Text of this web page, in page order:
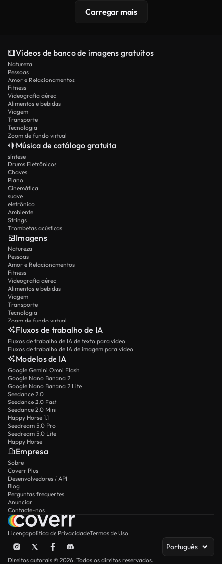
Carregar mais
Vídeos de banco de imagens gratuitos
Natureza
Pessoas
Amor e Relacionamentos
Fitness
Videografia aérea
Alimentos e bebidas
Viagem
Transporte
Tecnologia
Zoom de fundo virtual
Música de catálogo gratuita
síntese
Drums Eletrônicos
Chaves
Piano
Cinemática
suave
eletrônico
Ambiente
Strings
Trombetas acústicas
Imagens
Natureza
Pessoas
Amor e Relacionamentos
Fitness
Videografia aérea
Alimentos e bebidas
Viagem
Transporte
Tecnologia
Zoom de fundo virtual
Fluxos de trabalho de IA
Fluxos de trabalho de IA de texto para vídeo
Fluxos de trabalho de IA de imagem para vídeo
Modelos de IA
Google Gemini Omni Flash
Google Nano Banana 2
Google Nano Banana 2 Lite
Seedance 2.0
Seedance 2.0 Fast
Seedance 2.0 Mini
Happy Horse 1.1
Seedream 5.0 Pro
Seedream 5.0 Lite
Happy Horse
Empresa
Sobre
Coverr Plus
Desenvolvedores / API
Blog
Perguntas frequentes
Anunciar
Contacte-nos
Licençapolítica de PrivacidadeTermos de Uso
Português
Direitos autorais © 2026. Todos os direitos reservados.